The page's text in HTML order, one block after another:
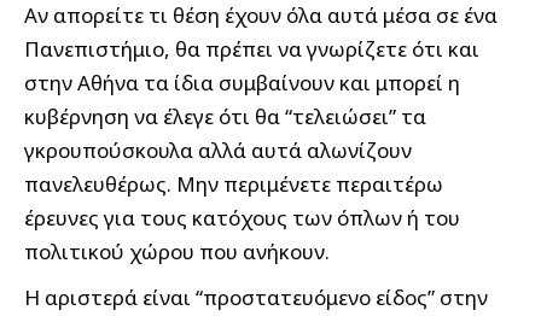
Αν απορείτε τι θέση έχουν όλα αυτά μέσα σε ένα
Πανεπιστήμιο, θα πρέπει να γνωρίζετε ότι και
στην Αθήνα τα ίδια συμβαίνουν και μπορεί η
κυβέρνηση να έλεγε ότι θα “τελειώσει” τα
γκρουπούσκουλα αλλά αυτά αλωνίζουν
πανελευθέρως. Μην περιμένετε περαιτέρω
έρευνες για τους κατόχους των όπλων ή του
πολιτικού χώρου που ανήκουν.
Η αριστερά είναι “προστατευόμενο είδος” στην